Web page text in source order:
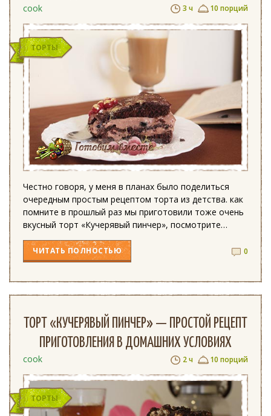
cook 3 ч 10 порций
ТОРТЫ
Честно говоря, у меня в планах было поделиться
очередным простым рецептом торта из детства. как
помните в прошлый раз мы приготовили тоже очень
вкусный торт «Кучерявый пинчер», посмотрите…
ЧИТАТЬ ПОЛНОСТЬЮ 0
ТОРТ «КУЧЕРЯВЫЙ ПИНЧЕР» — ПРОСТОЙ РЕЦЕПТ
ПРИГОТОВЛЕНИЯ В ДОМАШНИХ УСЛОВИЯХ
cook 2 ч 10 порций
ТОРТЫ